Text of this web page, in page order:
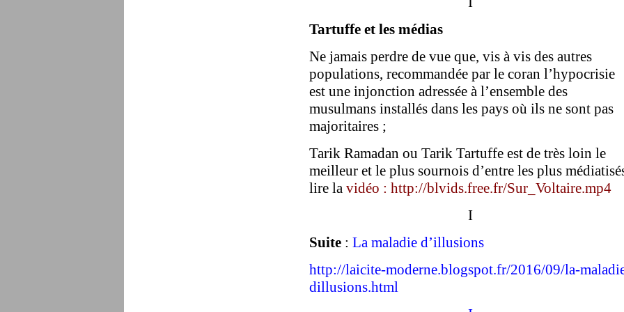
Tartuffe et les médias
Ne jamais perdre de vue que, vis à vis des autres
populations, recommandée par le coran l’hypocrisie
est une injonction adressée à l’ensemble des
musulmans installés dans les pays où ils ne sont pas
majoritaires ;
Tarik Ramadan ou Tarik Tartuffe est de très loin le
meilleur et le plus sournois d’entre les plus
lire la vidéo : http://blvids.free.fr/Sur_Voltaire.mp4
I
Suite : La maladie d’illusions
http://laicite-moderne.blogspot.fr/2016/09/la-
dillusions.html